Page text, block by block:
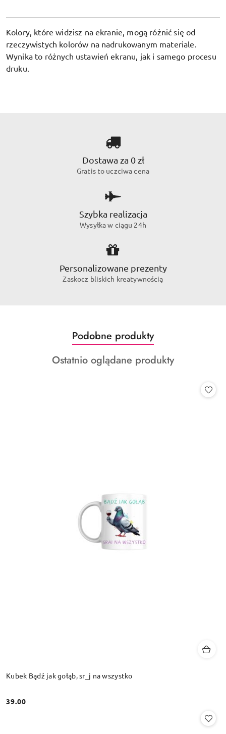
Kolory, które widzisz na ekranie, mogą różnić się od
rzeczywistych kolorów na nadrukowanym materiale.
Wynika to różnych ustawień ekranu, jak i samego procesu
druku.
Dostawa za 0 zł
Gratis to uczciwa cena
Szybka realizacja
Wysyłka w ciągu 24h
Personalizowane prezenty
Zaskocz bliskich kreatywnością
Pomiń karuzelę produktów
Produkty
o
statusie:
Podobne produkty
Produkty
Ostatnio oglądane produkty
Kubek Bądź jak gołąb, sr_j na wszystko
Cena:
39.00